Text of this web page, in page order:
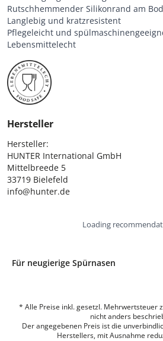
Rutschhemmender Silikonrand am
Langlebig und kratzresistent
Pflegeleicht und
Lebensmittelecht
Hersteller
Hersteller:
HUNTER International GmbH
Mittelbreede 5
33719 Bielefeld
info@hunter.de
Loading
Für neugierige Spürnasen
* Alle Preise inkl. gesetzl. Mehrwertsteuer
nicht anders
Der angegebenen Preis ist die
Herstellers, mit Ausnahme